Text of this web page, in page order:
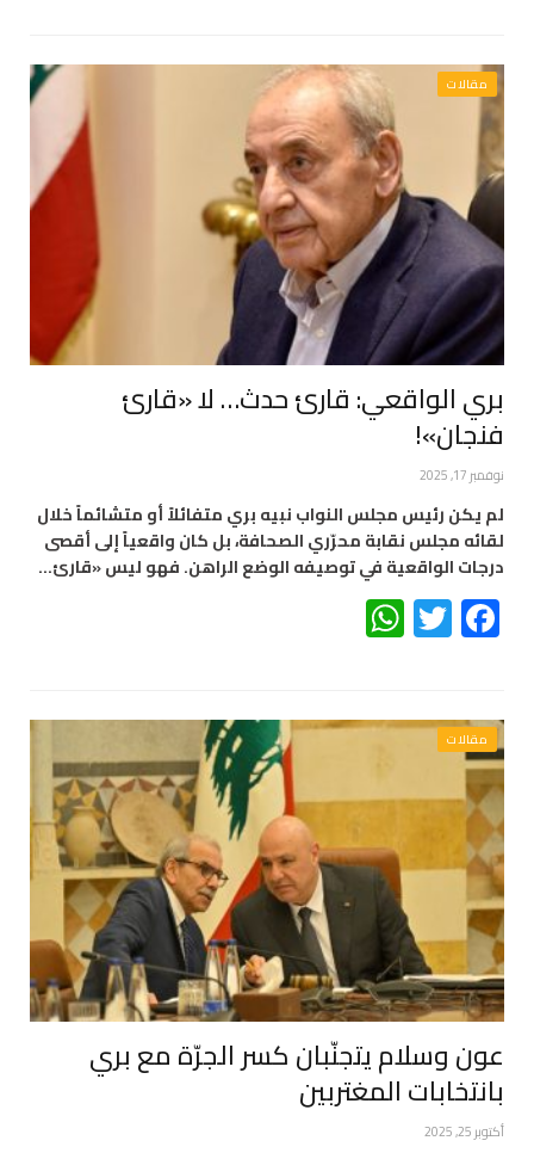
مقالات
بري الواقعي: قارئ حدث… لا «قارئ
فنجان»!
نوفمبر 17, 2025
لم يكن رئيس مجلس النواب نبيه بري متفائلاً أو متشائماً خلال
لقائه مجلس نقابة محرّري الصحافة، بل كان واقعياً إلى أقصى
درجات الواقعية في توصيفه الوضع الراهن. فهو ليس «قارئ…
Facebook
Twitter
مقالات
عون وسلام يتجنّبان كسر الجرّة مع بري
بانتخابات المغتربين
أكتوبر 25, 2025